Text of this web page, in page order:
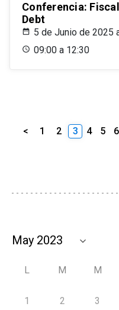
Conferencia:
Debt
5 de Junio de 2025
09:00 a 12:30
< 1 2 3 4 5 6
L M M
1 2 3